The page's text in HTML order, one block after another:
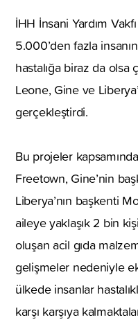
İHH İnsani Yardım
5.000’den fazla
hastalığa biraz da olsa
Leone, Gine ve
gerçekleştirdi.
Bu projeler
Freetown, Gine’nin
Liberya’nın başkenti
aileye yaklaşık 2 bin
oluşan acil gıda
gelişmeler nedeniyle
ülkede insanlar
karşı karşıya